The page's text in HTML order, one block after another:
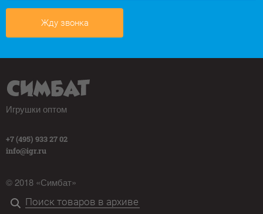
Жду звонка
Игрушки оптом
+7 (495) 933 27 02
info@igr.ru
© 2018 «Симбат»